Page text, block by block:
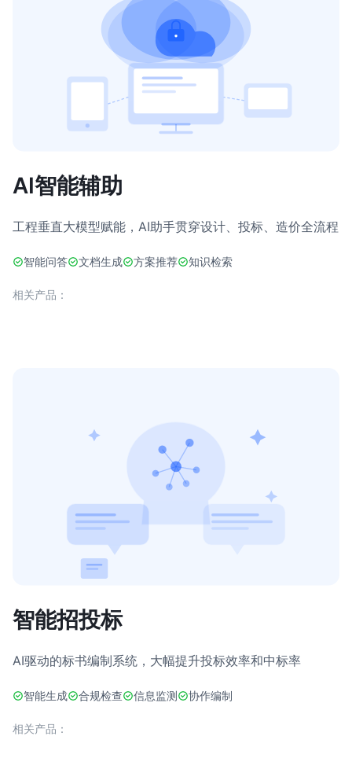
AI智能辅助
工程垂直大模型赋能，AI助手贯穿设计、投标、造价全流程
智能问答 文档生成 方案推荐 知识检索
相关产品：
智能招投标
AI驱动的标书编制系统，大幅提升投标效率和中标率
智能生成 合规检查 信息监测 协作编制
相关产品：